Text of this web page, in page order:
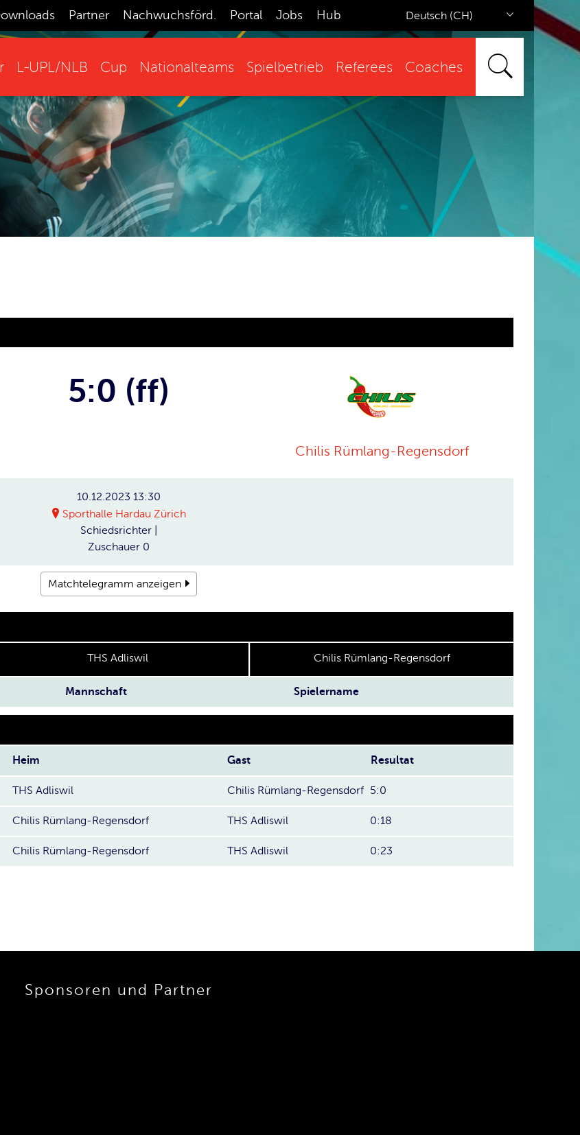
Partner Nachwuchsförd. Portal Jobs Hub Deutsch (CH)
L-UPL/NLB Cup Nationalteams Spielbetrieb Referees Coaches
5:0 (ff)
Chilis Rümlang-Regensdorf
10.12.2023 13:30
Sporthalle Hardau Zürich
Schiedsrichter
Zuschauer 0
Matchtelegramm anzeigen
THS Adliswil Chilis Rümlang-Regensdorf
Mannschaft Spielername
Heim Gast Resultat
THS Adliswil Chilis Rümlang-Regensdorf 5:0
Chilis Rümlang-Regensdorf THS Adliswil 0:18
Chilis Rümlang-Regensdorf THS Adliswil 0:23
Sponsoren und Partner